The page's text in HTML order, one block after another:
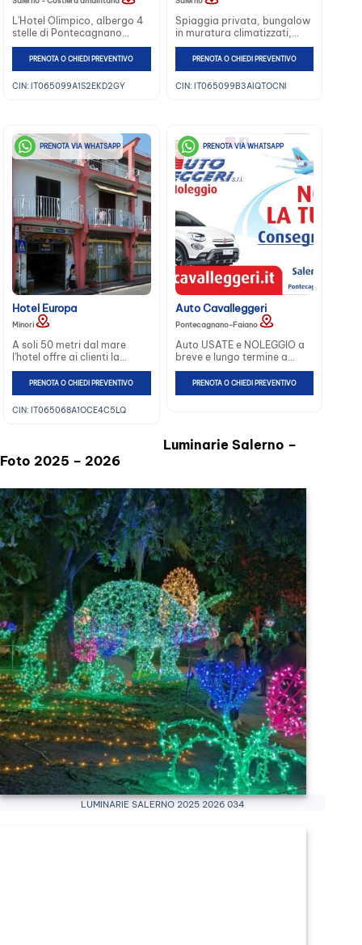
L'Hotel Olimpico, albergo 4
stelle di Pontecagnano
vicino Salerno, si trova di
fronte al mare a metà
strada tra la Costiera
amalfitana e quella
PRENOTA O CHIEDI PREVENTIVO
CIN: IT065099A1S2EKD2GY
Spiaggia privata, bungalow
in muratura climatizzati,
piazzole con attacco
elettrico, caravan e tende,
bar e ristorante interno 120
posti a sedere...
PRENOTA O CHIEDI PREVENTIVO
CIN: IT065099B3AIQTOCNI
PRENOTA VIA WHATSAPP
Hotel Europa
Minori
A soli 50 metri dal mare
l'hotel offre ai clienti la
disponibilità del parcheggio.
La struttura ha una
splendida Sala lettura, sala
TV, bar e connessione WiFi...
PRENOTA O CHIEDI PREVENTIVO
CIN: IT065068A1OCE4C5LQ
PRENOTA VIA WHATSAPP
Auto Cavalleggeri
Pontecagnano-Faiano
Auto USATE e NOLEGGIO a
breve e lungo termine a
Salerno e provincia: scopri
prezzi e offerte di Auto
Cavalleggeri -
PRENOTA O CHIEDI PREVENTIVO
Luminarie Salerno –
Foto 2025 – 2026
Luminarie Salerno 2025 2026 034